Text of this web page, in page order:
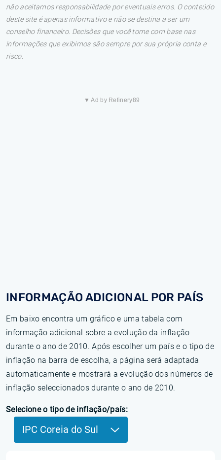
não aceitamos responsabilidade por eventuais erros. O conteúdo
deste site é apenas informativo e não se destina a ser um
conselho financeiro. Decisões que você tome com base nas
informações que exibimos são sempre por sua própria conta e
risco.
▼ Ad by Refinery89
INFORMAÇÃO ADICIONAL POR PAÍS
Em baixo encontra um gráfico e uma tabela com
informação adicional sobre a evolução da inflação
durante o ano de 2010. Após escolher um país e o tipo de
inflação na barra de escolha, a página será adaptada
automaticamente e mostrará a evolução dos números de
inflação seleccionados durante o ano de 2010.
Selecione o tipo de inflação/país:
IPC Coreia do Sul